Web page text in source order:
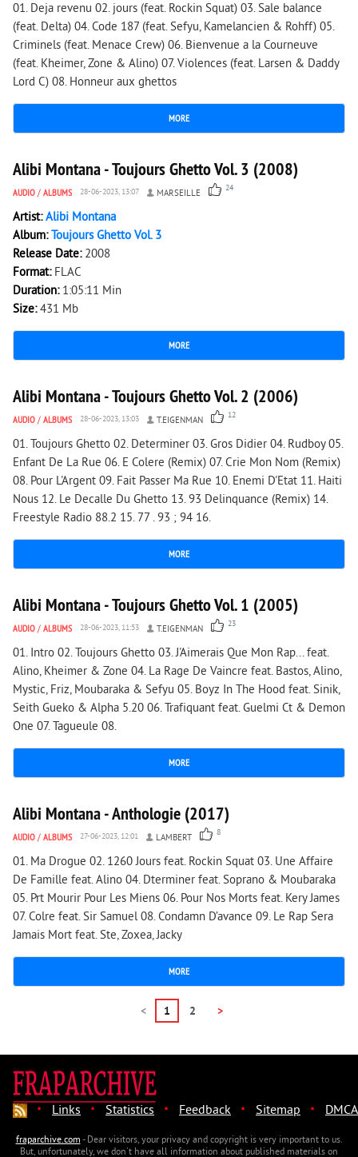
01. Dejа revenu 02. jours (feat. Rockin Squat) 03. Sale balance
(feat. Delta) 04. Code 187 (feat. Sefyu, Kamelancien & Rohff) 05.
Criminels (feat. Menace Crew) 06. Bienvenue a la Courneuve
(feat. Kheimer, Zone & Alino) 07. Violences (feat. Larsen & Daddy
Lord C) 08. Honneur aux ghettos
MORE
9 436 0
Alibi Montana - Toujours Ghetto Vol. 3 (2008)
AUDIO / ALBUMS 28-06-2023, 13:07 MARSEILLE 24
Artist:Alibi Montana
Album:Toujours Ghetto Vol. 3
Release Date: 2008
Format: FLAC
Duration: 1:05:11 Min
Size:431 Mb
MORE
6 808 0
Alibi Montana - Toujours Ghetto Vol. 2 (2006)
AUDIO / ALBUMS 28-06-2023, 13:03 T.EIGENMAN 12
01. Toujours Ghetto 02. Determiner 03. Gros Didier 04. Rudboy 05.
Enfant De La Rue 06. E Colere (Remix) 07. Crie Mon Nom (Remix)
08. Pour L'Argent 09. Fait Passer Ma Rue 10. Enemi D'Etat 11. Haiti
Nous 12. Le Decalle Du Ghetto 13. 93 Delinquance (Remix) 14.
Freestyle Radio 88.2 15. 77 . 93 ; 94 16.
MORE
8 096 0
Alibi Montana - Toujours Ghetto Vol. 1 (2005)
AUDIO / ALBUMS 28-06-2023, 11:53 T.EIGENMAN 23
01. Intro 02. Toujours Ghetto 03. J'Aimerais Que Mon Rap... feat.
Alino, Kheimer & Zone 04. La Rage De Vaincre feat. Bastos, Alino,
Mystic, Friz, Moubaraka & Sefyu 05. Boyz In The Hood feat. Sinik,
Seith Gueko & Alpha 5.20 06. Trafiquant feat. Guelmi Ct & Demon
One 07. Tagueule 08.
MORE
3 772 0
Alibi Montana - Anthologie (2017)
AUDIO / ALBUMS 27-06-2023, 12:01 LAMBERT 8
01. Ma Drogue 02. 1260 Jours feat. Rockin Squat 03. Une Affaire
De Famille feat. Alino 04. Dterminer feat. Soprano & Moubaraka
05. Prt Mourir Pour Les Miens 06. Pour Nos Morts feat. Kery James
07. Colre feat. Sir Samuel 08. Condamn D’avance 09. Le Rap Sera
Jamais Mort feat. Ste, Zoxea, Jacky
MORE
< 1 2 >
· Links · Statistics · Feedback · Sitemap · DMCA
fraparchive.com- Dear visitors, your privacy and copyright is very important to us.
But, unfortunately, we don't have all information about published materials on